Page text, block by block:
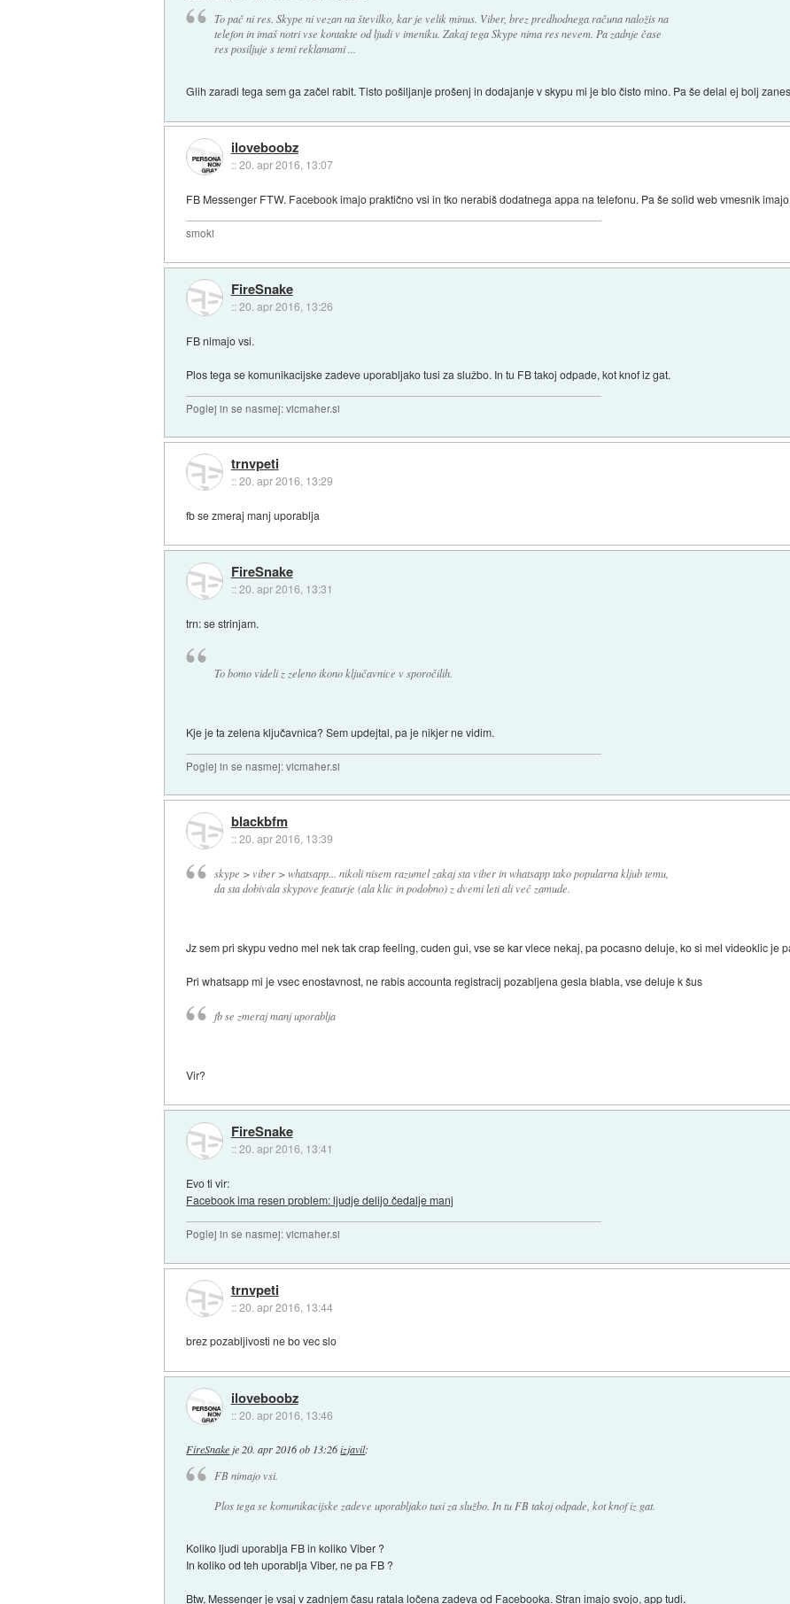
To pač ni res. Skype ni vezan na številko, kar je velik minus. Viber, brez predhodnega računa naložis na
telefon in imaš notri vse kontakte od ljudi v imeniku. Zakaj tega Skype nima res nevem. Pa zadnje čase
res posiljuje s temi reklamami ...
Glih zaradi tega sem ga začel rabit. Tisto pošiljanje prošenj in dodajanje v skypu mi je blo čisto mino. Pa še delal ej bolj
iloveboobz
::20. apr 2016, 13:07
FB Messenger FTW. Facebook imajo praktično vsi in tko nerabiš dodatnega appa na telefonu. Pa še solid web vmesnik imajo.
smoki
FireSnake
::20. apr 2016, 13:26
FB nimajo vsi.
Plos tega se komunikacijske zadeve uporabljako tusi za službo. In tu FB takoj odpade, kot knof iz gat.
Poglej in se nasmej: vicmaher.si
trnvpeti
::20. apr 2016, 13:29
fb se zmeraj manj uporablja
FireSnake
::20. apr 2016, 13:31
trn: se strinjam.
To bomo videli z zeleno ikono ključavnice v sporočilih.
Kje je ta zelena ključavnica? Sem updejtal, pa je nikjer ne vidim.
Poglej in se nasmej: vicmaher.si
blackbfm
::20. apr 2016, 13:39
skype > viber > whatsapp... nikoli nisem razumel zakaj sta viber in whatsapp tako popularna kljub temu,
da sta dobivala skypove featurje (ala klic in podobno) z dvemi leti ali več zamude.
Jz sem pri skypu vedno mel nek tak crap feeling, cuden gui, vse se kar vlece nekaj, pa pocasno deluje, ko si mel videoklic je
Pri whatsapp mi je vsec enostavnost, ne rabis accounta registracij pozabljena gesla blabla, vse deluje k šus
fb se zmeraj manj uporablja
Vir?
FireSnake
::20. apr 2016, 13:41
Evo ti vir:
Facebook ima resen problem: ljudje delijo čedalje manj
Poglej in se nasmej: vicmaher.si
trnvpeti
::20. apr 2016, 13:44
brez pozabljivosti ne bo vec slo
iloveboobz
::20. apr 2016, 13:46
FireSnake je 20. apr 2016 ob 13:26 izjavil:
FB nimajo vsi.
Plos tega se komunikacijske zadeve uporabljako tusi za službo. In tu FB takoj odpade, kot knof iz gat.
Koliko ljudi uporablja FB in koliko Viber ?
In koliko od teh uporablja Viber, ne pa FB ?
Btw, Messenger je vsaj v zadnjem času ratala ločena zadeva od Facebooka. Stran imajo svojo, app tudi.